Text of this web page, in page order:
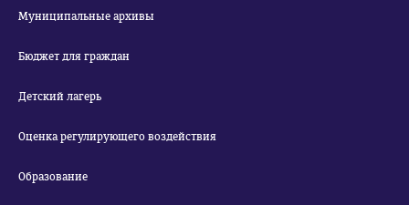
Муниципальные архивы
Бюджет для граждан
Детский лагерь
Оценка регулирующего воздействия
Образование